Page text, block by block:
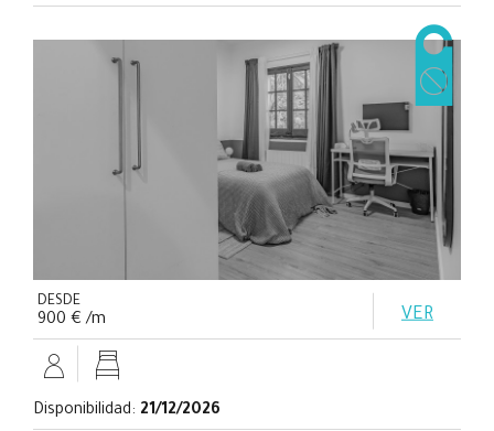
DESDE
900 € /m VER
Disponibilidad: 21/12/2026